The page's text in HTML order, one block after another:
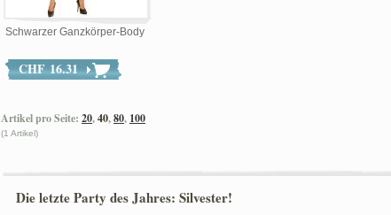
Schwarzer Ganzkörper-Body
CHF 16.31
Artikel pro Seite: 20,40,80, 100
(1 Artikel)
Die letzte Party des Jahres: Silvester!